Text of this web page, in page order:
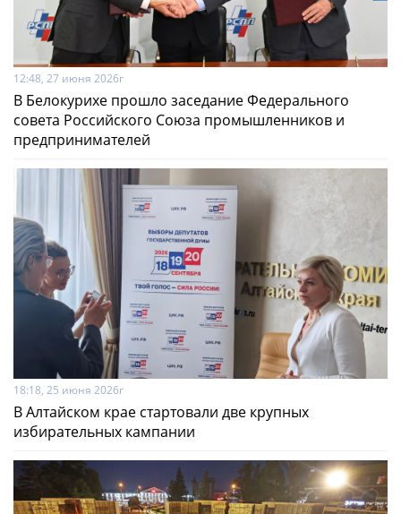
12:48, 27 июня 2026г
В Белокурихе прошло заседание Федерального
совета Российского Союза промышленников и
предпринимателей
18:18, 25 июня 2026г
В Алтайском крае стартовали две крупных
избирательных кампании